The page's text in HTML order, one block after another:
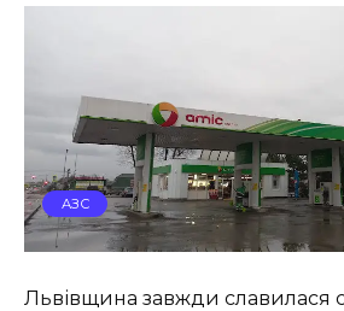
АЗС
Львівщина завжди славилася